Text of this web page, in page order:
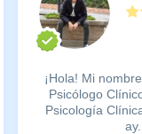
¡Hola! Mi
Psicólogo
Psicología